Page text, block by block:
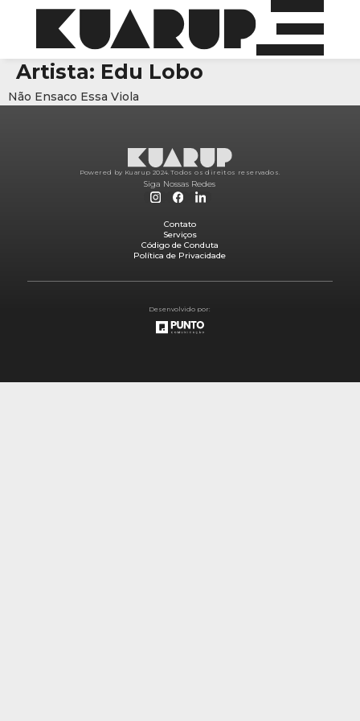
Artista: Edu Lobo
Não Ensaco Essa Viola
Powered by Kuarup 2024. Todos os direitos reservados.
Siga Nossas Redes
Contato
Serviços
Código de Conduta
Política de Privacidade
Desenvolvido por: